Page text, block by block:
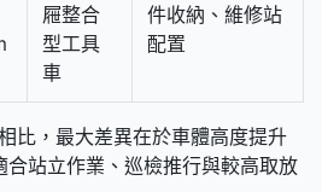
屜整合
型工具
車
件收納、維修站
配置
比，最大差異在於車體高度提升
站立作業、巡檢推行與較高取放